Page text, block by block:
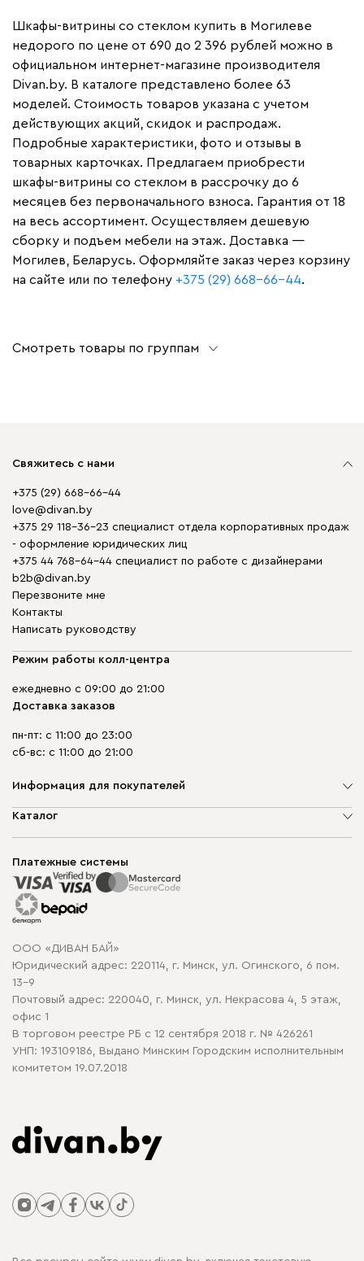
Шкафы-витрины со стеклом купить в Могилеве
недорого по цене от 690 до 2 396 рублей можно в
официальном интернет-магазине производителя
Divan.by. В каталоге представлено более 63
моделей. Стоимость товаров указана с учетом
действующих акций, скидок и распродаж.
Подробные характеристики, фото и отзывы в
товарных карточках. Предлагаем приобрести
шкафы-витрины со стеклом в рассрочку до 6
месяцев без первоначального взноса. Гарантия от 18
на весь ассортимент. Осуществляем дешевую
сборку и подъем мебели на этаж. Доставка —
Могилев, Беларусь. Оформляйте заказ через корзину
на сайте или по телефону +375 (29) 668-66-44.
Смотреть товары по группам
Свяжитесь с нами
+375 (29) 668-66-44
love@divan.by
+375 29 118-36-23 специалист отдела корпоративных продаж
- оформление юридических лиц
+375 44 768-64-44 специалист по работе с дизайнерами
b2b@divan.by
Перезвоните мне
Контакты
Написать руководству
Режим работы колл-центра
ежедневно с 09:00 до 21:00
Доставка заказов
пн-пт: с 11:00 до 23:00
сб-вс: с 11:00 до 21:00
Информация для покупателей
О компании
Способы оплаты
Рассрочка и кредит
Гарантия
Карта сайта
Политика конфиденциальности
Политика в отношении обработки cookie
Каталог
Корпусная мебель
Распродажа мебели
Платежные системы
ООО «ДИВАН БАЙ»
Юридический адрес: 220114, г. Минск, ул. Огинского, 6 пом.
13-9
Почтовый адрес: 220040, г. Минск, ул. Некрасова 4, 5 этаж,
офис 1
В торговом реестре РБ с 12 сентября 2018 г. № 426261
УНП: 193109186, Выдано Минским Городским исполнительным
комитетом 19.07.2018